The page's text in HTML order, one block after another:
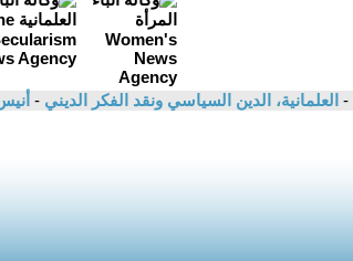
- العلمانية، الدين السياسي ونقد الفكر الديني -